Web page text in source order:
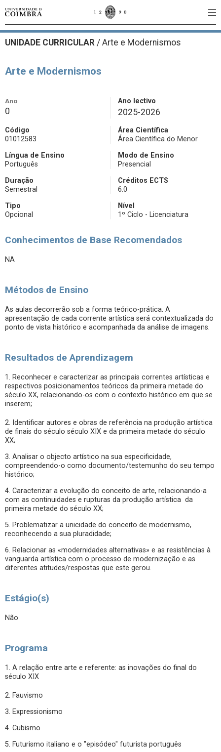
UNIDADE CURRICULAR / Arte e Modernismos
Arte e Modernismos
Ano
0
Ano lectivo
2025-2026
Código
01012583
Área Científica
Área Científica do Menor
Língua de Ensino
Português
Modo de Ensino
Presencial
Duração
Semestral
Créditos ECTS
6.0
Tipo
Opcional
Nível
1º Ciclo - Licenciatura
Conhecimentos de Base Recomendados
NA
Métodos de Ensino
As aulas decorrerão sob a forma teórico-prática. A
apresentação de cada corrente artística será contextualizada do
ponto de vista histórico e acompanhada da análise de imagens.
Resultados de Aprendizagem
1. Reconhecer e caracterizar as principais correntes artísticas e
respectivos posicionamentos teóricos da primeira metade do
século XX, relacionando-os com o contexto histórico em que se
inserem;
2. Identificar autores e obras de referência na produção artística
de finais do século século XIX e da primeira metade do século
XX;
3. Analisar o objecto artístico na sua especificidade,
compreendendo-o como documento/testemunho do seu tempo
histórico;
4. Caracterizar a evolução do conceito de arte, relacionando-a
com as continuidades e rupturas da produção artística da
primeira metade do século XX;
5. Problematizar a unicidade do conceito de modernismo,
reconhecendo a sua pluradidade;
6. Relacionar as «modernidades alternativas» e as resistências à
vanguarda artística com o processo de modernização e as
diferentes atitudes/respostas que este gerou.
Estágio(s)
Não
Programa
1. A relação entre arte e referente: as inovações do final do
século XIX
2. Fauvismo
3. Expressionismo
4. Cubismo
5. Futurismo italiano e o "episódeo" futurista português